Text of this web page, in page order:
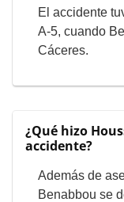
El accidente
A-5, cuando
Cáceres.
¿Qué hizo
accidente?
Además de
Benabbou se